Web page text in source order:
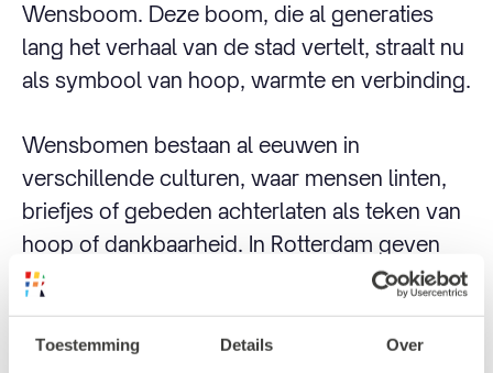
Toestemming Details Over
Wensboom. Deze boom, die al generaties
lang het verhaal van de stad vertelt, straalt nu
als symbool van hoop, warmte en verbinding.
Wensbomen bestaan al eeuwen in
verschillende culturen, waar mensen linten,
briefjes of gebeden achterlaten als teken van
hoop of dankbaarheid. In Rotterdam geven
we daar een eigen, feestelijke draai aan:
lichtgevend, open en voor iedereen.